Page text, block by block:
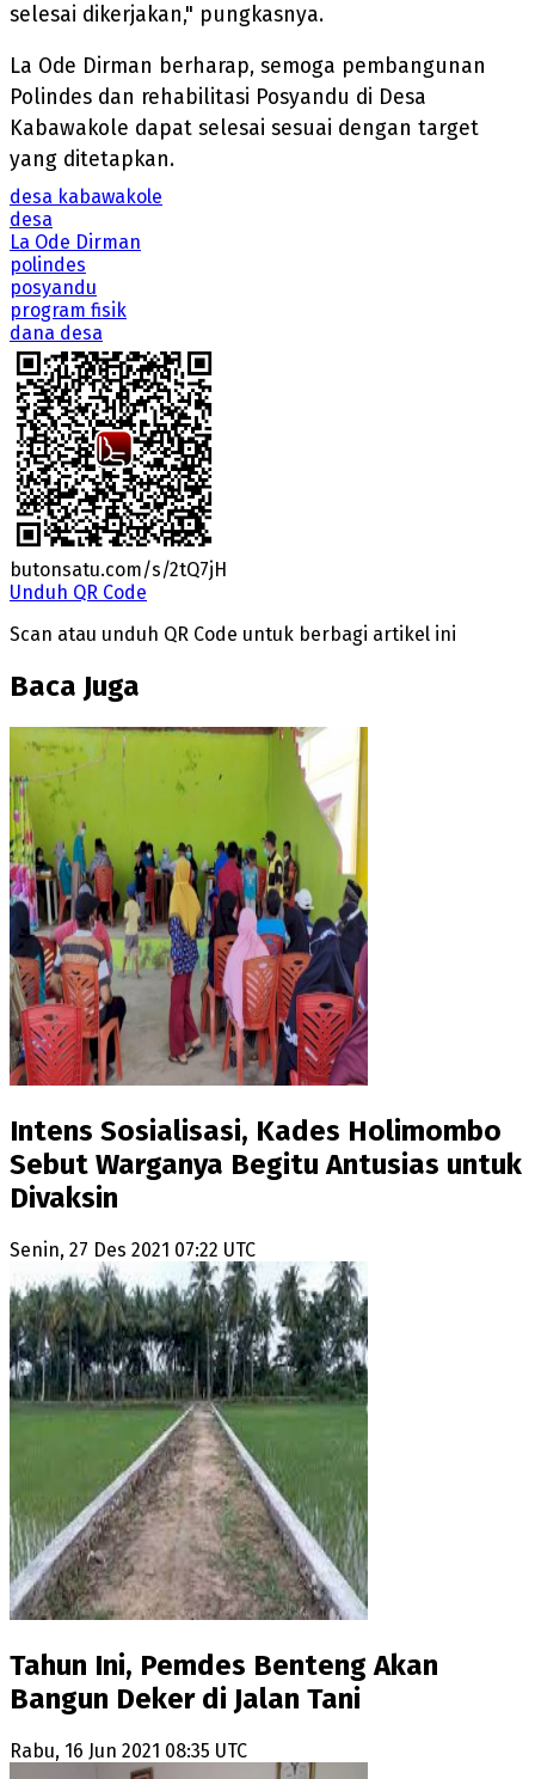
selesai dikerjakan," pungkasnya.
La Ode Dirman berharap, semoga pembangunan
Polindes dan rehabilitasi Posyandu di Desa
Kabawakole dapat selesai sesuai dengan target
yang ditetapkan.
desa kabawakole
desa
La Ode Dirman
polindes
posyandu
program fisik
dana desa
butonsatu.com/s/2tQ7jH
Unduh QR Code
Scan atau unduh QR Code untuk berbagi artikel ini
Baca Juga
Intens Sosialisasi, Kades Holimombo
Sebut Warganya Begitu Antusias untuk
Divaksin
Senin, 27 Des 2021 07:22 UTC
Tahun Ini, Pemdes Benteng Akan
Bangun Deker di Jalan Tani
Rabu, 16 Jun 2021 08:35 UTC